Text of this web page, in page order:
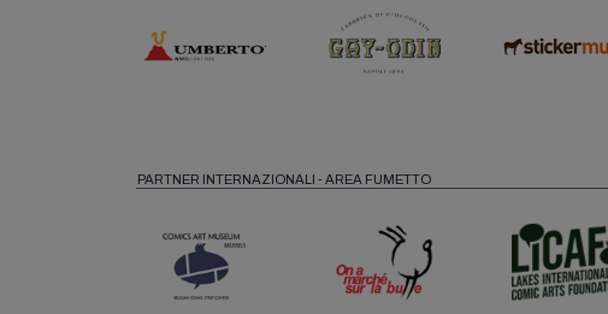
PARTNER INTERNAZIONALI - AREA FUMETTO